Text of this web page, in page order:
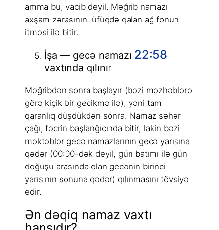
amma bu, vacib deyil. Məğrib namazı
axşam zərasının, üfüqdə qalan ağ fonun
itməsi ilə bitir.
İşa — gecə namazı 22:58
vaxtında qılınır
Məğribdən sonra başlayır (bəzi məzhəblərə
görə kiçik bir gecikmə ilə), yəni tam
qaranlıq düşdükdən sonra. Namaz səhər
çağı, fəcrin başlanğıcında bitir, lakin bəzi
məktəblər gecə namazlarının gecə yarısına
qədər (00:00-dək deyil, gün batımı ilə gün
doğuşu arasında olan gecənin birinci
yarısının sonuna qədər) qılınmasını tövsiyə
edir.
Ən dəqiq namaz vaxtı